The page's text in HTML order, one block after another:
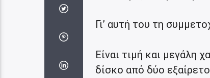
Γι’ αυτή του τη
Είναι τιμή και μεγάλη
δίσκο από δύο